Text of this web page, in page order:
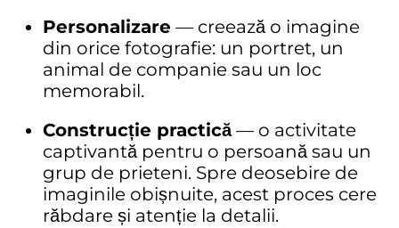
Personalizare — creează o imagine
din orice fotografie: un portret, un
animal de companie sau un loc
memorabil.
Construcție practică— o activitate
captivantă pentru o persoană sau un
grup de prieteni. Spre deosebire de
imaginile obișnuite, acest proces cere
răbdare și atenție la detalii.